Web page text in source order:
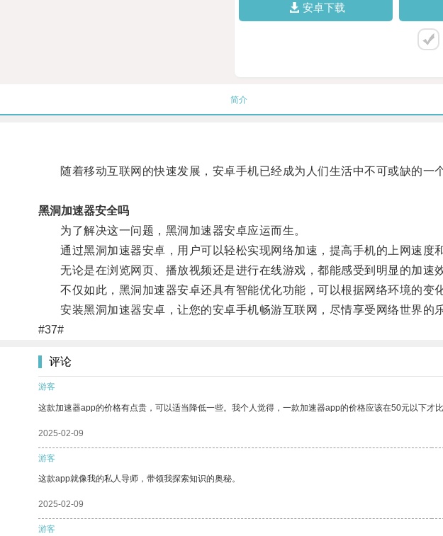
安卓下载
简介
随着移动互联网的快速发展，安卓手机已经成为人们生活中不可或缺的一
黑洞加速器安全吗
为了解决这一问题，黑洞加速器安卓应运而生。
通过黑洞加速器安卓，用户可以轻松实现网络加速，提高手机的上网速度和
无论是在浏览网页、播放视频还是进行在线游戏，都能感受到明显的加速
不仅如此，黑洞加速器安卓还具有智能优化功能，可以根据网络环境的变
安装黑洞加速器安卓，让您的安卓手机畅游互联网，尽情享受网络世界的乐
#37#
评论
游客
这款加速器app的价格有点贵，可以适当降低一些。我个人觉得，一款加速器app的价格应该在50元以下才比
2025-02-09
游客
这款app就像我的私人导师，带领我探索知识的奥秘。
2025-02-09
游客